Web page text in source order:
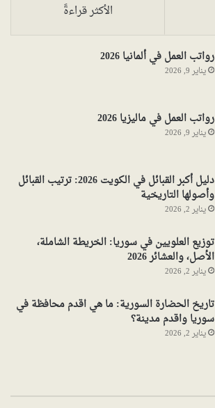
الأكثر قراءةً
رواتب العمل في ألمانيا 2026
يناير 9, 2026
رواتب العمل في ماليزيا 2026
يناير 9, 2026
دليل أكبر القبائل في الكويت 2026: ترتيب القبائل
وأصولها التاريخية
يناير 2, 2026
توزيع العلويين في سوريا: الخريطة الشاملة،
الأصل، والعشائر 2026
يناير 2, 2026
تاريخ الحضارة السورية: ما هي اقدم محافظة في
سوريا واقدم مدينة؟
يناير 2, 2026